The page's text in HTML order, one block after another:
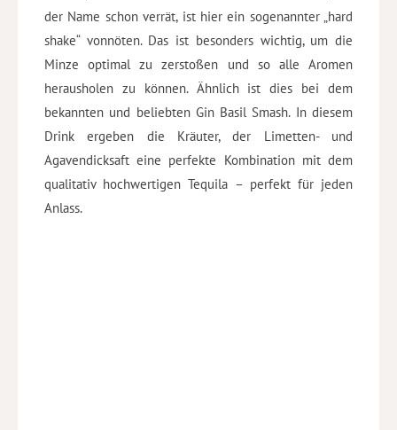
der Name schon verrät, ist hier ein sogenannter „hard
shake“ vonnöten. Das ist besonders wichtig, um die
Minze optimal zu zerstoßen und so alle Aromen
herausholen zu können. Ähnlich ist dies bei dem
bekannten und beliebten Gin Basil Smash. In diesem
Drink ergeben die Kräuter, der Limetten- und
Agavendicksaft eine perfekte Kombination mit dem
qualitativ hochwertigen Tequila – perfekt für jeden
Anlass.